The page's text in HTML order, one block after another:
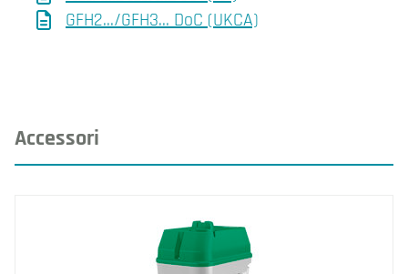
GFH2.../GFH3... DoC (UKCA)
Accessori